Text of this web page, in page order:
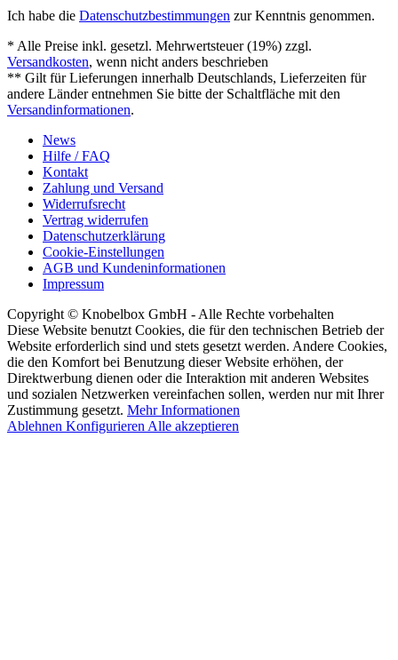
Ich habe die Datenschutzbestimmungen zur Kenntnis genommen.
* Alle Preise inkl. gesetzl. Mehrwertsteuer (19%) zzgl.
Versandkosten, wenn nicht anders beschrieben
** Gilt für Lieferungen innerhalb Deutschlands, Lieferzeiten für
andere Länder entnehmen Sie bitte der Schaltfläche mit den
Versandinformationen.
News
Hilfe / FAQ
Kontakt
Zahlung und Versand
Widerrufsrecht
Vertrag widerrufen
Datenschutzerklärung
Cookie-Einstellungen
AGB und Kundeninformationen
Impressum
Copyright © Knobelbox GmbH - Alle Rechte vorbehalten
Diese Website benutzt Cookies, die für den technischen Betrieb der
Website erforderlich sind und stets gesetzt werden. Andere Cookies,
die den Komfort bei Benutzung dieser Website erhöhen, der
Direktwerbung dienen oder die Interaktion mit anderen Websites
und sozialen Netzwerken vereinfachen sollen, werden nur mit Ihrer
Zustimmung gesetzt. Mehr Informationen
Ablehnen Konfigurieren Alle akzeptieren